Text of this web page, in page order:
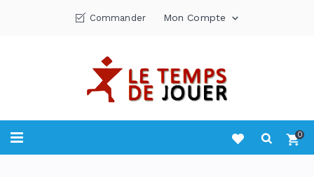
Commander Mon Compte 
0